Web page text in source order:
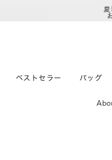
ベストセラー バッグ